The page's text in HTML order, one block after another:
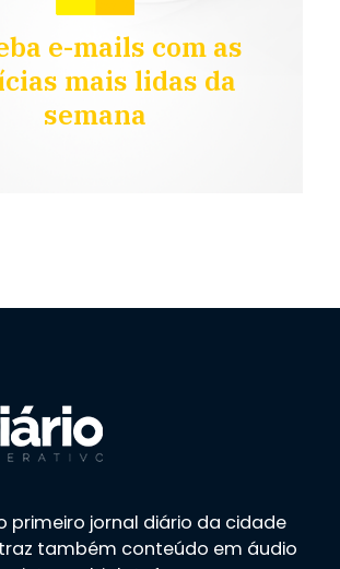
e-mails com as
mais lidas da
semana
primeiro jornal diário da cidade
também conteúdo em áudio